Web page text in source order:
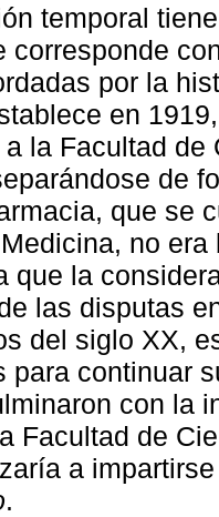
temporal
corresponde
por la
en
la Facultad
de
que se
no
que la
las disputas
del siglo XX,
para continuar
con la
Facultad de
a
.